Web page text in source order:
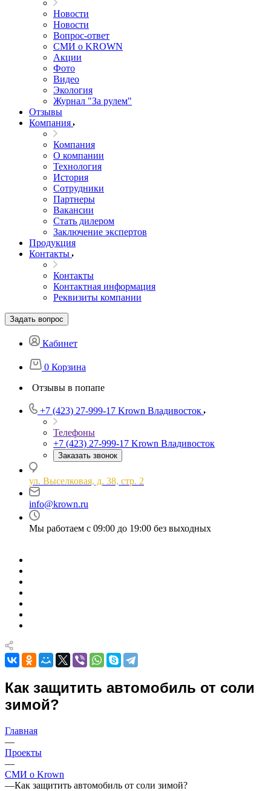
Новости
Новости
Вопрос-ответ
СМИ о KROWN
Акции
Фото
Видео
Экология
Журнал "За рулем"
Отзывы
Компания
Компания
О компании
Технология
История
Сотрудники
Партнеры
Вакансии
Стать дилером
Заключение экспертов
Продукция
Контакты
Контакты
Контактная информация
Реквизиты компании
Задать вопрос
Кабинет
0 Корзина
Отзывы в попапе
+7 (423) 27-999-17 Krown Владивосток
Телефоны
+7 (423) 27-999-17 Krown Владивосток
Заказать звонок
ул. Выселковая, д. 38, стр. 2
info@krown.ru
Мы работаем с 09:00 до 19:00 без выходных
Как защитить автомобиль от соли
зимой?
Главная
—
Проекты
—
СМИ о Krown
—Как защитить автомобиль от соли зимой?